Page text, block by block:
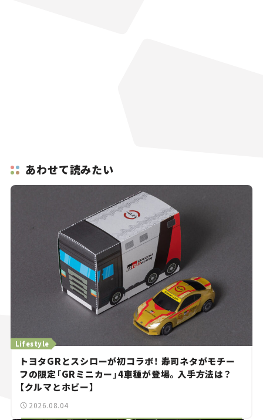
あわせて読みたい
Lifestyle
トヨタGRとスシローが初コラボ！ 寿司ネタがモチー
フの限定「GRミニカー」4車種が登場。入手方法は？
【クルマとホビー】
2026.08.04